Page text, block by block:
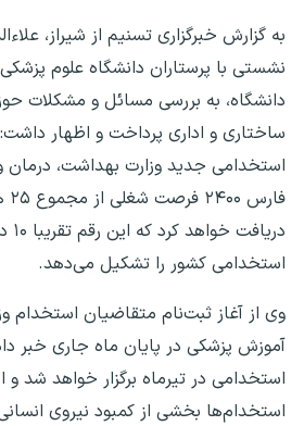
به گزارش خبرگزاری تسنیم از شیراز،
نشستی با پرستاران دانشگاه علوم پزشکی
دانشگاه، به بررسی مسائل و مشکلات
ساختاری و اداری پرداخت و اظهار
استخدامی جدید وزارت بهداشت،
استخدامی کشور را تشکیل می‌دهد.
وی از آغاز ثبت‌نام متقاضیان استخدام
آموزش پزشکی در پایان ماه جاری خبر
استخدامی در تیرماه برگزار خواهد شد و
استخدام‌ها بخشی از کمبود نیروی